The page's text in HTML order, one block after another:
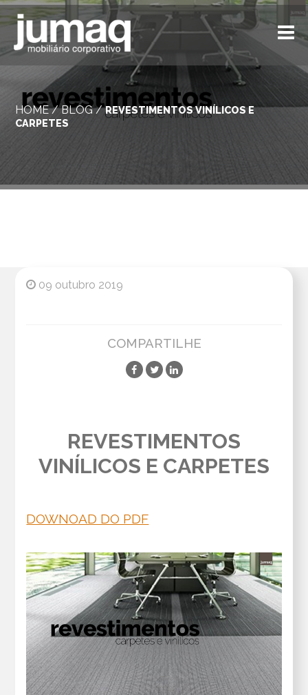
HOME/BLOG/REVESTIMENTOS VINÍLICOS E
CARPETES
09 outubro 2019
COMPARTILHE
REVESTIMENTOS
VINÍLICOS E CARPETES
DOWNOAD DO PDF